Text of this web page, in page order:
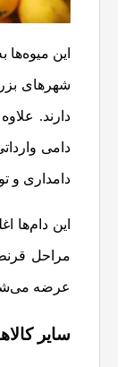
این میوه‌ها
شهرهای
دارند.
دامی
دامداری و
این دام‌ها
مراحل
عرضه
سایر